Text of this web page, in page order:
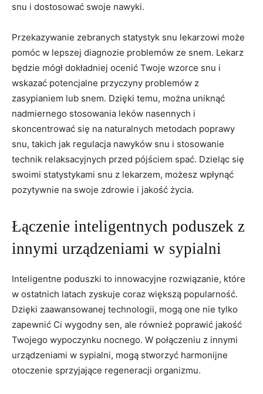
snu i dostosować swoje nawyki.
Przekazywanie ⁢zebranych statystyk snu⁢ lekarzowi ⁢może⁢
pomóc‌ w lepszej diagnozie problemów⁢ ze snem. Lekarz
będzie⁣ mógł dokładniej ocenić Twoje wzorce ⁣snu i
wskazać potencjalne przyczyny problemów z⁣
zasypianiem lub snem. Dzięki ‌temu, można uniknąć
nadmiernego ‌stosowania leków nasennych i
skoncentrować się ‍na naturalnych metodach poprawy
snu, ⁢takich jak regulacja nawyków snu i stosowanie
technik relaksacyjnych przed pójściem spać.‌ Dzieląc się
swoimi⁤ statystykami snu z lekarzem, ⁣możesz wpłynąć
pozytywnie na swoje ⁤zdrowie i ⁣jakość⁣ życia.
Łączenie inteligentnych poduszek z
⁣innymi‌ urządzeniami‌ w⁢ sypialni
Inteligentne poduszki ‍to innowacyjne rozwiązanie, ⁢które
w ostatnich latach zyskuje coraz większą popularność.
Dzięki zaawansowanej technologii, mogą one nie ⁢tylko
⁣zapewnić Ci wygodny sen, ale również poprawić jakość
Twojego wypoczynku nocnego. W połączeniu z ‌innymi
⁣urządzeniami w sypialni, mogą stworzyć harmonijne
otoczenie sprzyjające regeneracji ​organizmu.